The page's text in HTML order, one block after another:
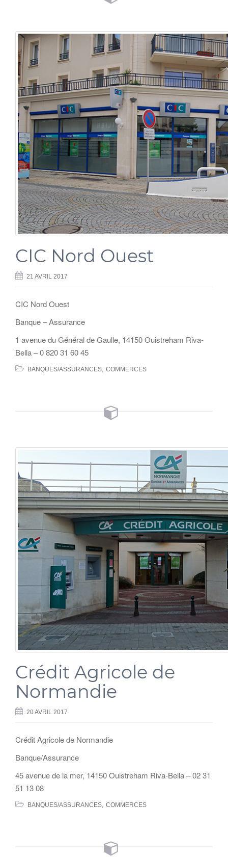
CIC Nord Ouest
21 AVRIL 2017
CIC Nord Ouest
Banque – Assurance
1 avenue du Général de Gaulle, 14150 Ouistreham Riva-
Bella – 0 820 31 60 45
BANQUES/ASSURANCES COMMERCES
Crédit Agricole de
Normandie
20 AVRIL 2017
Crédit Agricole de Normandie
Banque/Assurance
45 avenue de la mer, 14150 Ouistreham Riva-Bella – 02 31
51 13 08
BANQUES/ASSURANCES, COMMERCES